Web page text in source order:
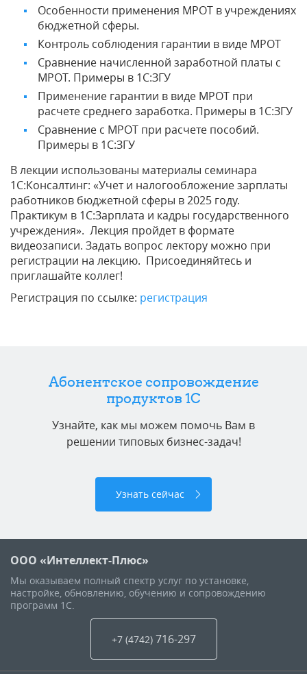
Особенности применения МРОТ в учреждениях
бюджетной сферы.
Контроль соблюдения гарантии в виде МРОТ
Сравнение начисленной заработной платы с
МРОТ. Примеры в 1С:ЗГУ
Применение гарантии в виде МРОТ при
расчете среднего заработка. Примеры в 1С:ЗГУ
Сравнение с МРОТ при расчете пособий.
Примеры в 1С:ЗГУ
В лекции использованы материалы семинара
1С:Консалтинг: «Учет и налогообложение зарплаты
работников бюджетной сферы в 2025 году.
Практикум в 1С:Зарплата и кадры государственного
учреждения». Лекция пройдет в формате
видеозаписи. Задать вопрос лектору можно при
регистрации на лекцию. Присоединяйтесь и
приглашайте коллег!
Регистрация по ссылке: регистрация
Абонентское сопровождение
продуктов 1C
Узнайте, как мы можем помочь Вам в
решении типовых бизнес-задач!
Узнать сейчас
ООО «Интеллект-Плюс»
Мы оказываем полный спектр услуг по установке,
настройке, обновлению, обучению и сопровождению
программ 1С.
+7 (4742) 716-297